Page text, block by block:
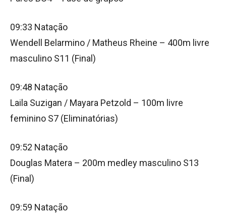
09:33 Natação
Wendell Belarmino / Matheus Rheine – 400m livre
masculino S11 (Final)
09:48 Natação
Laila Suzigan / Mayara Petzold – 100m livre
feminino S7 (Eliminatórias)
09:52 Natação
Douglas Matera – 200m medley masculino S13
(Final)
09:59 Natação